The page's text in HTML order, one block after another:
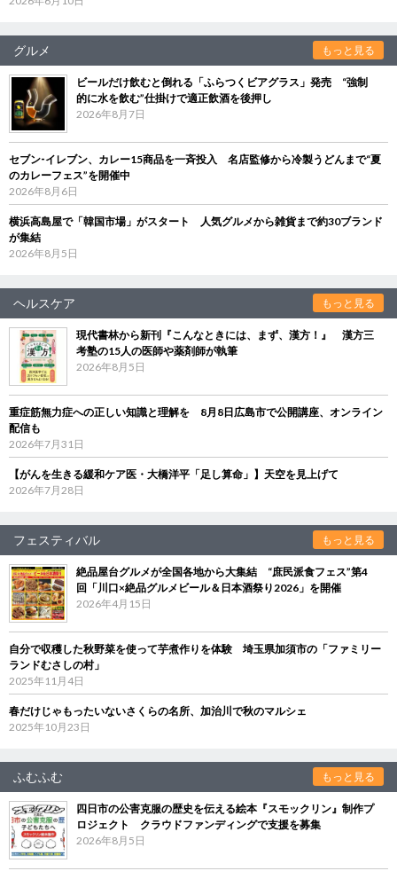
グルメ もっと見る
ビールだけ飲むと倒れる「ふらつくビアグラス」発売 “強制
的に水を飲む”仕掛けで適正飲酒を後押し
2026年8月7日
セブン‐イレブン、カレー15商品を一斉投入 名店監修から冷製うどんまで“夏
のカレーフェス”を開催中
2026年8月6日
横浜高島屋で「韓国市場」がスタート 人気グルメから雑貨まで約30ブランド
が集結
2026年8月5日
ヘルスケア もっと見る
現代書林から新刊『こんなときには、まず、漢方！』 漢方三
考塾の15人の医師や薬剤師が執筆
2026年8月5日
重症筋無力症への正しい知識と理解を 8月8日広島市で公開講座、オンライン
配信も
2026年7月31日
【がんを生きる緩和ケア医・大橋洋平「足し算命」】天空を見上げて
2026年7月28日
フェスティバル もっと見る
絶品屋台グルメが全国各地から大集結 “庶民派食フェス”第4
回「川口×絶品グルメビール＆日本酒祭り2026」を開催
2026年4月15日
自分で収穫した秋野菜を使って芋煮作りを体験 埼玉県加須市の「ファミリー
ランドむさしの村」
2025年11月4日
春だけじゃもったいないさくらの名所、加治川で秋のマルシェ
2025年10月23日
ふむふむ もっと見る
四日市の公害克服の歴史を伝える絵本『スモックリン』制作プ
ロジェクト クラウドファンディングで支援を募集
2026年8月5日